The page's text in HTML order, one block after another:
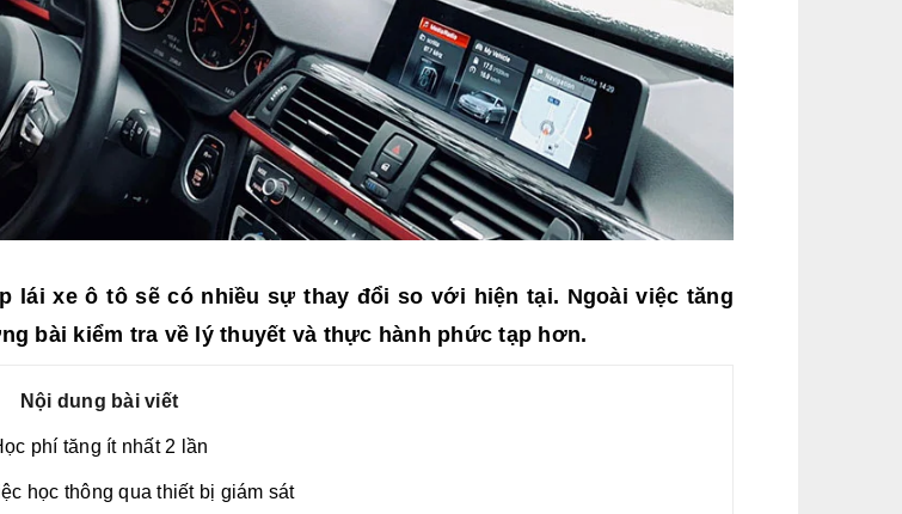
lái xe ô tô sẽ có nhiều sự thay đổi so với hiện tại. Ngoài việc tăng
bài kiểm tra về lý thuyết và thực hành phức tạp hơn.
Nội dung bài viết
phí tăng ít nhất 2 lần
học thông qua thiết bị giám sát